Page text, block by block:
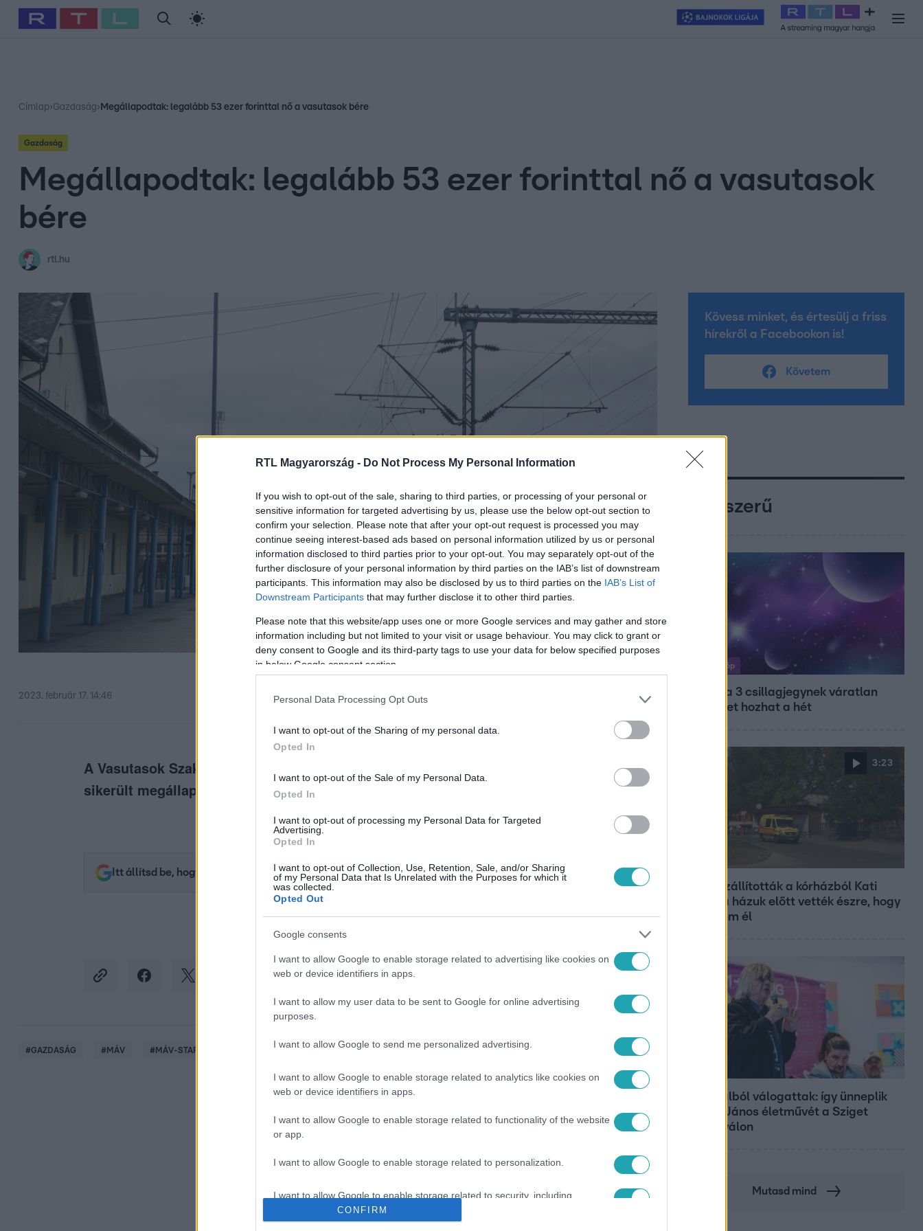
RTL Magyarország - Do Not Process My Personal Information
If you wish to opt-out of the sale, sharing to third parties, or processing of your personal or
sensitive information for targeted advertising by us, please use the below opt-out section to
confirm your selection. Please note that after your opt-out request is processed you may
continue seeing interest-based ads based on personal information utilized by us or personal
information disclosed to third parties prior to your opt-out. You may separately opt-out of the
further disclosure of your personal information by third parties on the IAB’s list of downstream
participants. This information may also be disclosed by us to third parties on the IAB’s List of
Downstream Participants that may further disclose it to other third parties.
Please note that this website/app uses one or more Google services and may gather and store
information including but not limited to your visit or usage behaviour. You may click to grant or
deny consent to Google and its third-party tags to use your data for below specified purposes
in below Google consent section.
Personal Data Processing Opt Outs
I want to opt-out of the Sharing of my personal data.
Opted In
I want to opt-out of the Sale of my Personal Data.
Opted In
I want to opt-out of processing my Personal Data for Targeted
Advertising.
Opted In
I want to opt-out of Collection, Use, Retention, Sale, and/or Sharing
of my Personal Data that Is Unrelated with the Purposes for which it
was collected.
Opted Out
Google consents
I want to allow Google to enable storage related to advertising like cookies on
web or device identifiers in apps.
I want to allow my user data to be sent to Google for online advertising
purposes.
I want to allow Google to send me personalized advertising.
I want to allow Google to enable storage related to analytics like cookies on
web or device identifiers in apps.
I want to allow Google to enable storage related to functionality of the website
or app.
I want to allow Google to enable storage related to personalization.
I want to allow Google to enable storage related to security, including
authentication functionality and fraud prevention, and other user protection.
CONFIRM
Babits Marcella Szellő István Most Wanted Exek csatája 2026 Celeb vagyok, ments ki innen
Címlap›Gazdaság› Megállapodtak: legalább 53 ezer forinttal nő a vasutasok bére
Gazdaság
Megállapodtak: legalább 53 ezer forinttal nő a vasutasok
bére
rtl.hu
2023. február 17. 14:46
A Vasutasok Szakszervezete két ajánlatot is visszadobott, végül Lázárral
sikerült megállapodniuk.
Itt állítsd be, hogy az RTL.hu az elsők között legyen a Google-találatokban!
#GAZDASÁG #MÁV #MÁV-START VASUTASOK SZAKSZERVEZETE #BÉR #BÉRMEGÁLLAPODÁS
Kövess minket, és értesülj a friss
hírekről a Facebookon is!
Követem
Népszerű
Horoszkóp
Ennek a 3 csillagjegynek váratlan
sikereket hozhat a hét
3:23
Hazaszállították a kórházból Kati
nénit, a házuk előtt vették észre, hogy
már nem él
800 dalból válogattak: így ünneplik
Bródy János életművét a Sziget
Fesztiválon
Mutasd mind